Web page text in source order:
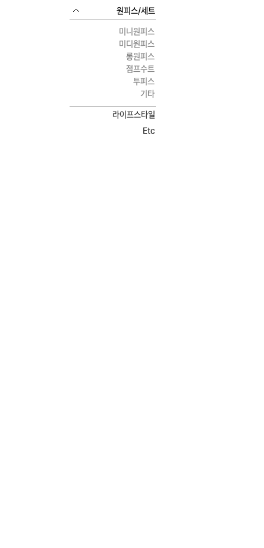
원피스/세트
미니원피스
미디원피스
롱원피스
점프수트
투피스
기타
라이프스타일
Etc